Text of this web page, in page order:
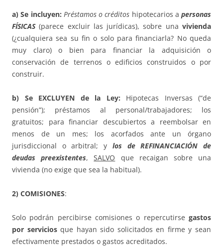
a) Se incluyen: Préstamos o créditos hipotecarios a personas
FÍSICAS(parece excluir las jurídicas), sobre una vivienda
(¿cualquiera sea su fin o solo para financiarla? No queda
muy claro) o bien para financiar la adquisición o
conservación de terrenos o edificios construidos o por
construir.
b) Se EXCLUYEN de la Ley: Hipotecas Inversas (“de
pensión”); préstamos al personal/trabajadores; los
gratuitos; para financiar descubiertos a reembolsar en
menos de un mes; los acorfados ante un órgano
jurisdiccional o arbitral; y los de REFINANCIACIÓN de
deudas preexistentes,SALVO que recaigan sobre una
vivienda (no exige que sea la habitual).
2) COMISIONES:
Solo podrán percibirse comisiones o repercutirse gastos
por serviciosque hayan sido solicitados en firme y sean
efectivamente prestados o gastos acreditados.